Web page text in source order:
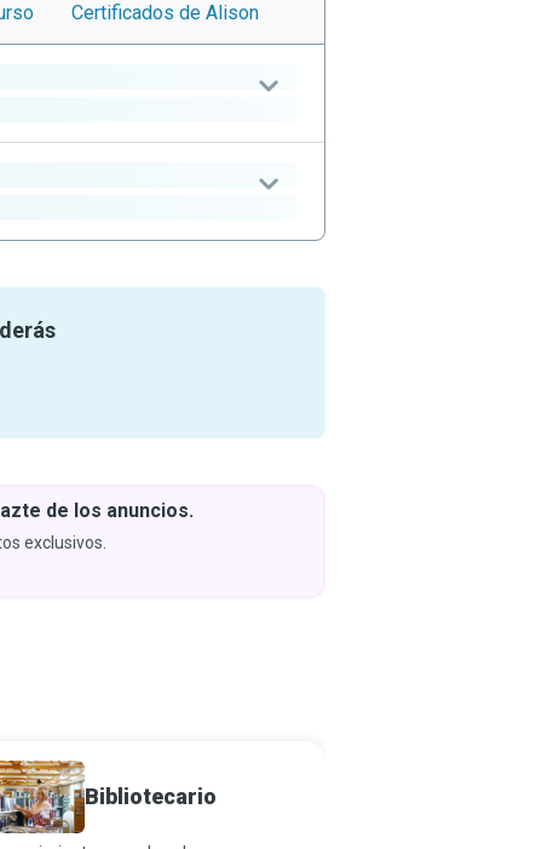
Certificados de Alison
de los anuncios.
exclusivos.
Bibliotecario